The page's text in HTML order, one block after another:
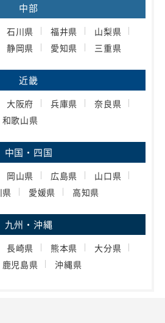
中部
石川県 福井県
山梨県
静岡県 愛知県 三重県
近畿
大阪府 兵庫県
奈良県
和歌山県
中国・四国
岡山県 広島県
山口県
県 愛媛県 高知県
九州・沖縄
長崎県 熊本県
大分県
鹿児島県 沖縄県